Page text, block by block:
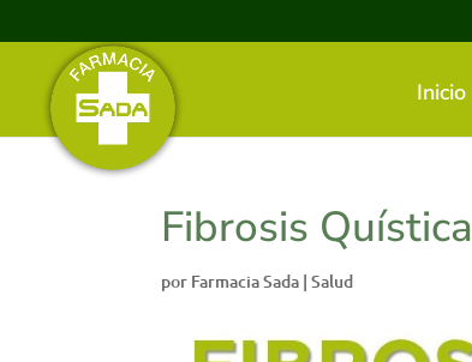
Inicio
Fibrosis Quística
por Farmacia Sada |Salud